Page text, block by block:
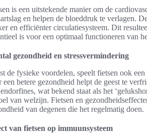
is een uitstekende manier om de
en helpen de bloeddruk te verlagen.
en efficiënter circulatiesysteem. Dit
is voor een optimaal functioneren van
gezondheid en stressvermindering
de fysieke voordelen, speelt fietsen ook
een betere gezondheid helpt de geest te
wat bekend staat als het
van welzijn. Fietsen en
van degenen die het regelmatig doen.
van fietsen op immuunsysteem